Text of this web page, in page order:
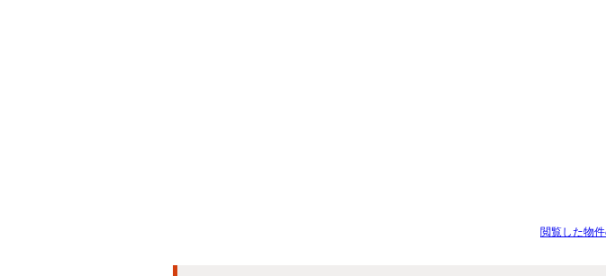
閲覧した物